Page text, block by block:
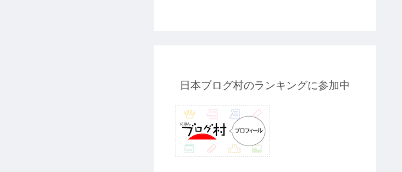
日本ブログ村のランキングに参加中